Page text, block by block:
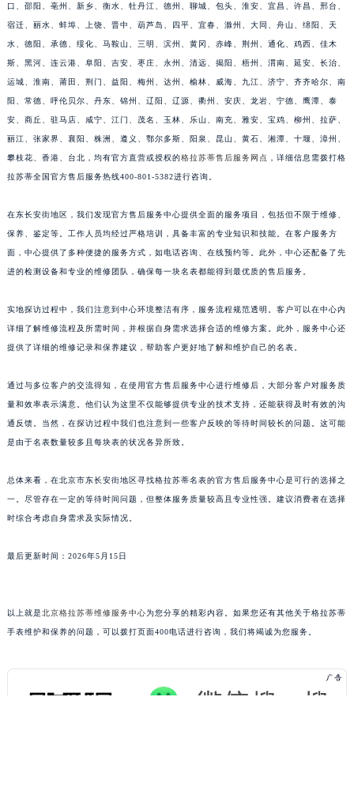
口、邵阳、亳州、新乡、衡水、牡丹江、德州、聊城、包头、淮安、宜昌、许昌、邢台、
宿迁、丽水、蚌埠、上饶、晋中、葫芦岛、四平、宜春、滁州、大同、舟山、绵阳、天
水、德阳、承德、绥化、马鞍山、三明、滨州、黄冈、赤峰、荆州、通化、鸡西、佳木
斯、黑河、连云港、阜阳、吉安、枣庄、永州、清远、揭阳、梧州、渭南、延安、长治、
运城、淮南、莆田、荆门、益阳、梅州、达州、榆林、威海、九江、济宁、齐齐哈尔、南
阳、常德、呼伦贝尔、丹东、锦州、辽阳、辽源、衢州、安庆、龙岩、宁德、鹰潭、泰
安、商丘、驻马店、咸宁、江门、茂名、玉林、乐山、南充、雅安、宝鸡、柳州、拉萨、
丽江、张家界、襄阳、株洲、遵义、鄂尔多斯、阳泉、昆山、黄石、湘潭、十堰、漳州、
攀枝花、香港、台北，均有官方直营或授权的格拉苏蒂售后服务网点 ，详细信息需拨打格
拉苏蒂全国官方售后服务热线400-801-5382进行咨询。
在东长安街地区，我们发现官方售后服务中心提供全面的服务项目，包括但不限于维修、
保养、鉴定等。工作人员均经过严格培训，具备丰富的专业知识和技能。在客户服务方
面，中心提供了多种便捷的服务方式，如电话咨询、在线预约等。此外，中心还配备了先
进的检测设备和专业的维修团队，确保每一块名表都能得到最优质的售后服务。
实地探访过程中，我们注意到中心环境整洁有序，服务流程规范透明。客户可以在中心内
详细了解维修流程及所需时间，并根据自身需求选择合适的维修方案。此外，服务中心还
提供了详细的维修记录和保养建议，帮助客户更好地了解和维护自己的名表。
通过与多位客户的交流得知，在使用官方售后服务中心进行维修后，大部分客户对服务质
量和效率表示满意。他们认为这里不仅能够提供专业的技术支持，还能获得及时有效的沟
通反馈。当然，在探访过程中我们也注意到一些客户反映的等待时间较长的问题。这可能
是由于名表数量较多且每块表的状况各异所致。
总体来看，在北京市东长安街地区寻找格拉苏蒂名表的官方售后服务中心是可行的选择之
一。尽管存在一定的等待时间问题，但整体服务质量较高且专业性强。建议消费者在选择
时综合考虑自身需求及实际情况。
最后更新时间：2026年5月15日
以上就是北京格拉苏蒂维修服务中心为您分享的精彩内容。如果您还有其他关于格拉苏蒂
手表维护和保养的问题，可以拨打页面400电话进行咨询，我们将竭诚为您服务。